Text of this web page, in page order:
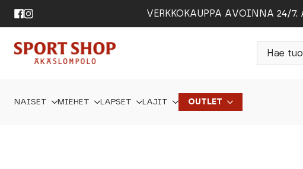
VERKKOKAUPPA AVOINNA 24/
Products
search
NAISET MIEHET LAPSET LAJIT OUTLET